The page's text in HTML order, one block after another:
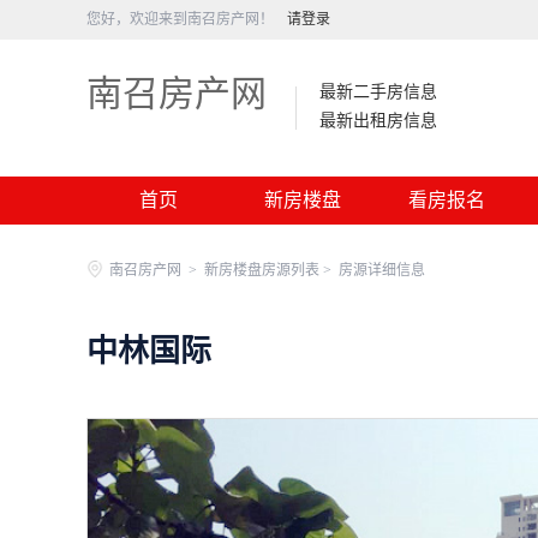
您好，欢迎来到南召房产网！ 请登录
南召房产网
最新二手房信息
最新出租房信息
首页 新房楼盘 看房报名
南召房产网 > 新房楼盘房源列表 > 房源详细信息
中林国际